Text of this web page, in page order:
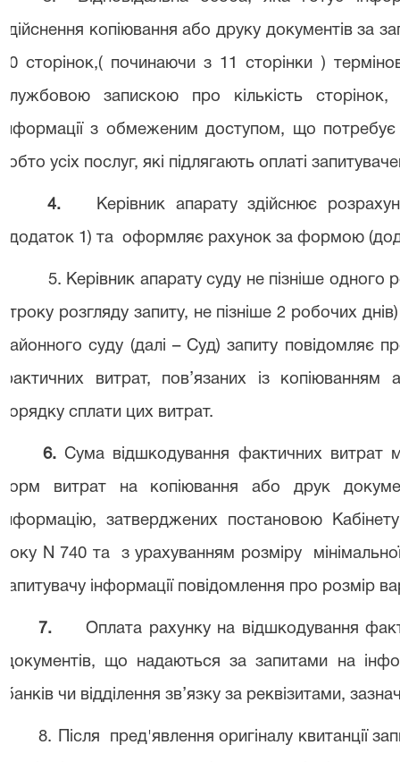
здійснення копіювання або друку документів за
10 сторінок,( починаючи з 11 сторінки )
службовою запискою про кількість
інформації з обмеженим доступом, що
тобто усіх послуг, які підлягають оплаті
4. Керівник апарату здійснює
(додаток 1) та оформляє рахунок за формою
5. Керівник апарату суду не пізніше
строку розгляду запиту, не пізніше 2 робочих
районного суду (далі – Суд) запиту повідомляє
фактичних витрат, пов’язаних із
порядку сплати цих витрат.
6. Сума відшкодування фактичних витрат
норм витрат на копіювання або друк
інформацію, затверджених постановою
року N 740 та з урахуванням розміру
запитувачу інформації повідомлення про розмір
7. Оплата рахунку на відшкодування
документів, що надаються за запитами на
банків чи відділення зв’язку за реквізитами,
8. Після пред'явлення оригіналу квитанції